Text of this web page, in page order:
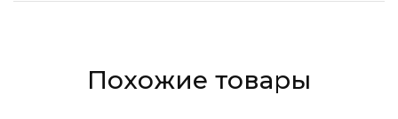
Похожие товары